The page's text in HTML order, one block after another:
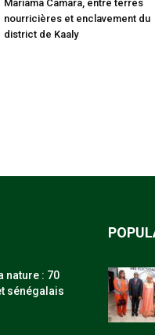
Mariama Camara, entre terres
nourricières et enclavement du
district de Kaaly
nature : 70
sénégalais